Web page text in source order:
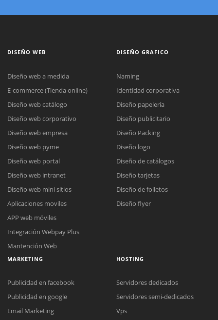
DISEÑO WEB
Diseño web a medida
E-commerce (Tienda online)
Diseño web catálogo
Diseño web corporativo
Diseño web empresa
Diseño web pyme
Diseño web portal
Diseño web intranet
Diseño web mini sitios
Aplicaciones moviles
APP web móviles
Integración Webpay Plus
Mantención Web
DISEÑO GRAFICO
Naming
Identidad corporativa
Diseño papelería
Diseño publicitario
Diseño Packing
Diseño logo
Diseño de catálogos
Diseño tarjetas
Diseño de folletos
Diseño flyer
MARKETING
Publicidad en facebook
Publicidad en google
Email Marketing
HOSTING
Servidores dedicados
Servidores semi-dedicados
Vps